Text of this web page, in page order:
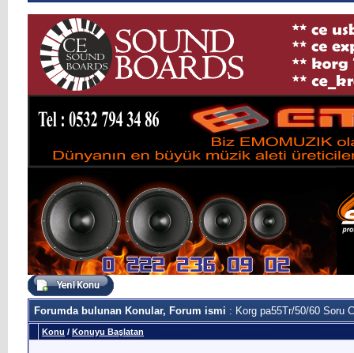
Forumda bulunan Konular, Forum ismi : Korg pa55Tr/50/60 Soru
Konu / Konuyu Başlatan